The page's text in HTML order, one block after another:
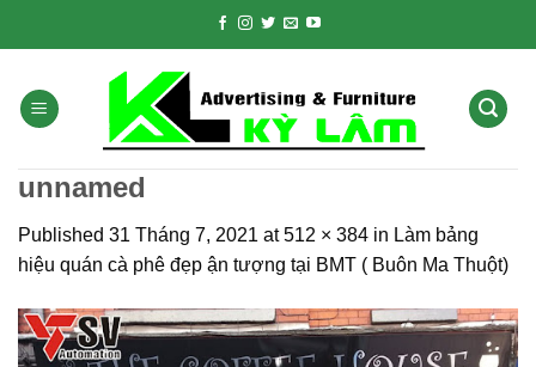
unnamed
Published 31 Tháng 7, 2021 at512 × 384 in Làm bảng
hiệu quán cà phê đẹp ận tượng tại BMT ( Buôn Ma Thuột)